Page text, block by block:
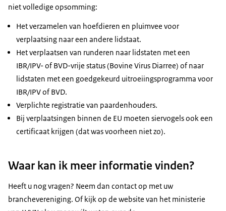
niet volledige opsomming:
Het verzamelen van hoefdieren en pluimvee voor
verplaatsing naar een andere lidstaat.
Het verplaatsen van runderen naar lidstaten met een
IBR/IPV- of BVD-vrije status (Bovine Virus Diarree) of naar
lidstaten met een goedgekeurd uitroeiingsprogramma voor
IBR/IPV of BVD.
Verplichte registratie van paardenhouders.
Bij verplaatsingen binnen de EU moeten siervogels ook een
certificaat krijgen (dat was voorheen niet zo).
Waar kan ik meer informatie vinden?
Heeft u nog vragen? Neem dan contact op met uw
branchevereniging. Of kijk op de website van het ministerie